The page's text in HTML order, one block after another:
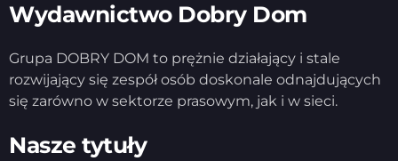
Wydawnictwo Dobry Dom
Grupa DOBRY DOM to prężnie działający i stale
rozwijający się zespół osób doskonale odnajdujących
się zarówno w sektorze prasowym, jak i w sieci.
Nasze tytuły